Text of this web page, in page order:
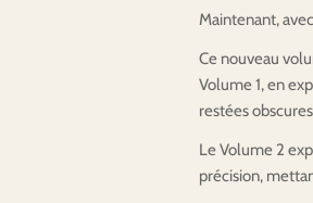
Maintenant,
Ce nouveau
Volume 1, en
restées
Le Volume 2
précision,